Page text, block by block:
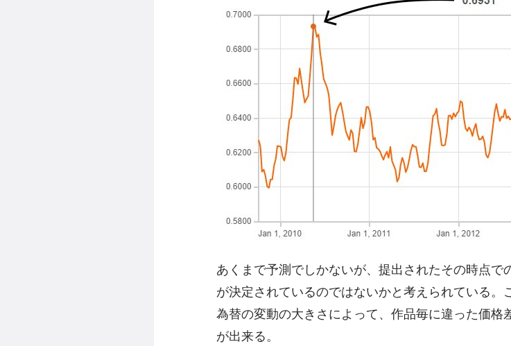
あくまで予測でしかないが、提出されたその時点で
が決定されているのではないかと考えられている。
為替の変動の大きさによって、作品毎に違った価格
が出来る。